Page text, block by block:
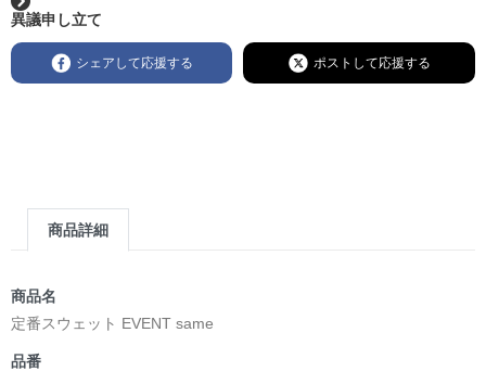
異議申し立て
シェアして応援する ポストして応援する
商品詳細
商品名
定番スウェット EVENT same
品番